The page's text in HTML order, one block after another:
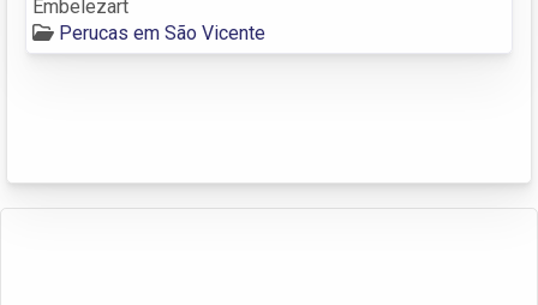
Embelezart
Perucas em São Vicente